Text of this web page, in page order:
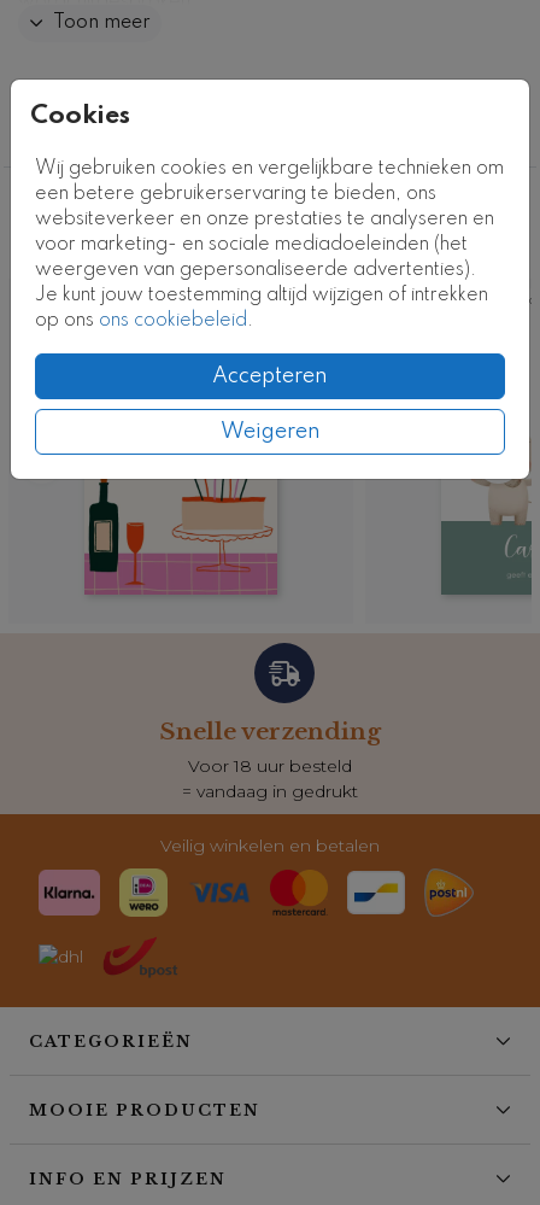
Cookies
Wij gebruiken cookies en vergelijkbare technieken om
een betere gebruikerservaring te bieden, ons
websiteverkeer en onze prestaties te analyseren en
voor marketing- en sociale mediadoeleinden (het
weergeven van gepersonaliseerde advertenties).
Je kunt jouw toestemming altijd wijzigen of intrekken
op ons ons cookiebeleid.
Accepteren
Weigeren
Toon meer
Collectie
Deze ontwerpen vind je misschien ook
leuk
Kaart
Snelle verzending
Voor 18 uur besteld
= vandaag in gedrukt
Veilig winkelen en betalen
CATEGORIEËN
MOOIE PRODUCTEN
INFO EN PRIJZEN